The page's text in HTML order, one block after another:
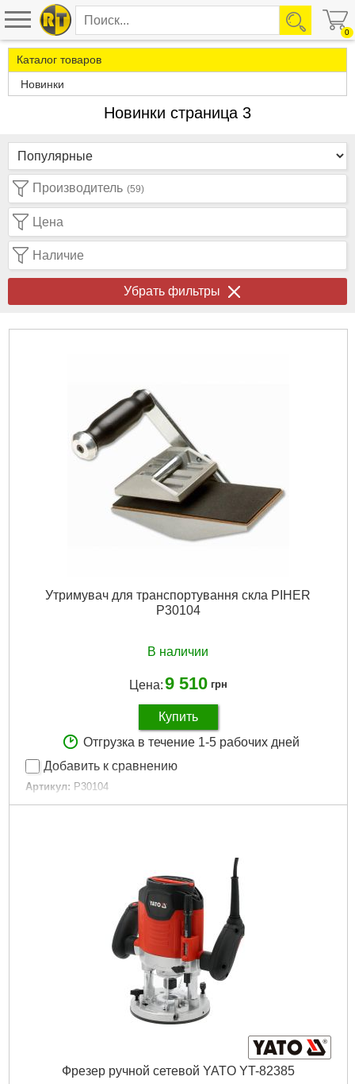
0
Каталог товаров
Новинки
Новинки страница 3
Производитель (59)
Цена
Наличие
Убрать фильтры
Утримувач для транспортування скла PIHER
P30104
В наличии
Цена:9 510 грн
Купить
Отгрузка в течение 1-5 рабочих дней
Добавить к сравнению
Артикул: P30104
Код товара: 30.25.20
Фрезер ручной сетевой YATO YT-82385